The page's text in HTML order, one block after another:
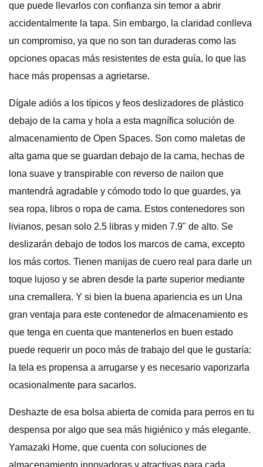
que puede llevarlos con confianza sin temor a abrir
accidentalmente la tapa. Sin embargo, la claridad conlleva
un compromiso, ya que no son tan duraderas como las
opciones opacas más resistentes de esta guía, lo que las
hace más propensas a agrietarse.
Dígale adiós a los típicos y feos deslizadores de plástico
debajo de la cama y hola a esta magnífica solución de
almacenamiento de Open Spaces. Son como maletas de
alta gama que se guardan debajo de la cama, hechas de
lona suave y transpirable con reverso de nailon que
mantendrá agradable y cómodo todo lo que guardes, ya
sea ropa, libros o ropa de cama. Estos contenedores son
livianos, pesan solo 2.5 libras y miden 7.9" de alto. Se
deslizarán debajo de todos los marcos de cama, excepto
los más cortos. Tienen manijas de cuero real para darle un
toque lujoso y se abren desde la parte superior mediante
una cremallera. Y si bien la buena apariencia es un Una
gran ventaja para este contenedor de almacenamiento es
que tenga en cuenta que mantenerlos en buen estado
puede requerir un poco más de trabajo del que le gustaría:
la tela es propensa a arrugarse y es necesario vaporizarla
ocasionalmente para sacarlos.
Deshazte de esa bolsa abierta de comida para perros en tu
despensa por algo que sea más higiénico y más elegante.
Yamazaki Home, que cuenta con soluciones de
almacenamiento innovadoras y atractivas para cada